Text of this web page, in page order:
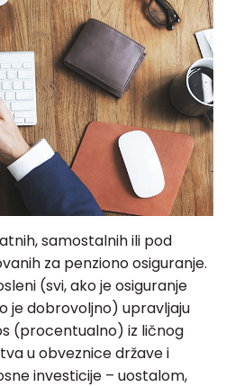
samostalnih ili pod
za penziono osiguranje.
(svi, ako je osiguranje
je dobrovoljno) upravljaju
(procentualno) iz ličnog
u obveznice države i
investicije – uostalom,